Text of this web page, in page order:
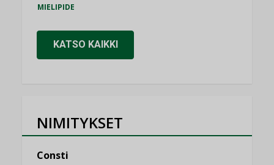
MIELIPIDE
KATSO KAIKKI
NIMITYKSET
Consti